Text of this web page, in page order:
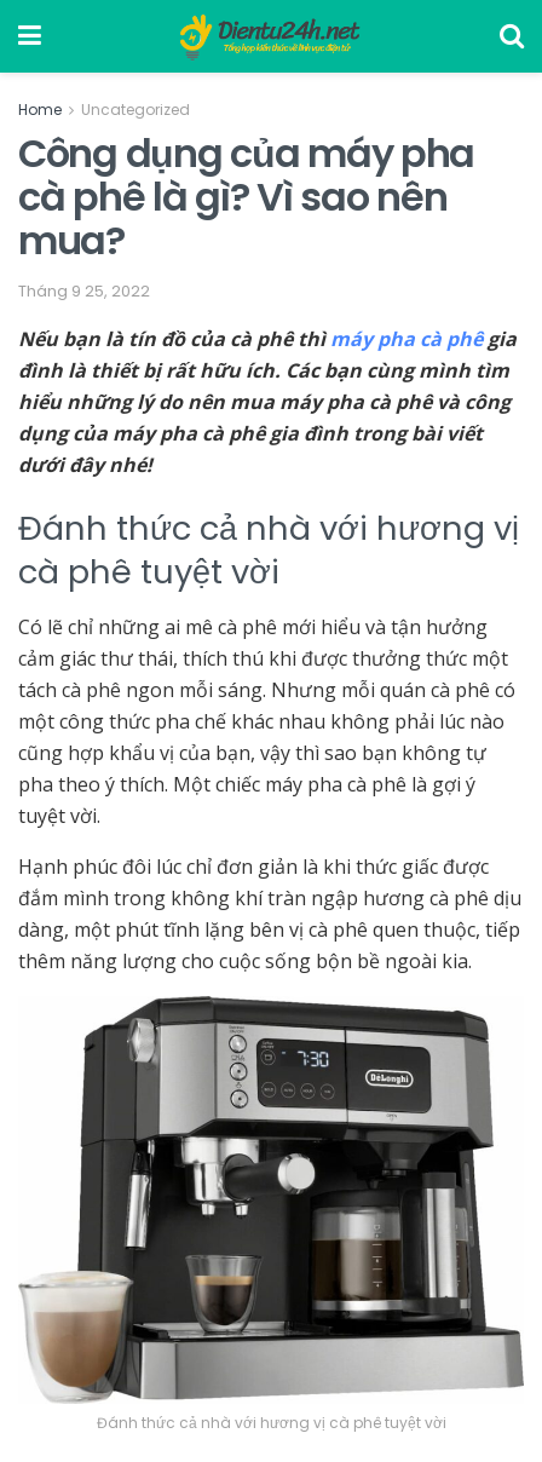
Home Uncategorized
Công dụng của máy pha
cà phê là gì? Vì sao nên
mua?
Tháng 9 25, 2022
Nếu bạn là tín đồ của cà phê thìmáy pha cà phêgia
đình là thiết bị rất hữu ích. Các bạn cùng mình tìm
hiểu những lý do nên mua máy pha cà phê và công
dụng của máy pha cà phê gia đình trong bài viết
dưới đây nhé!
Đánh thức cả nhà với hương vị
cà phê tuyệt vời
Có lẽ chỉ những ai mê cà phê mới hiểu và tận hưởng
cảm giác thư thái, thích thú khi được thưởng thức một
tách cà phê ngon mỗi sáng. Nhưng mỗi quán cà phê có
một công thức pha chế khác nhau không phải lúc nào
cũng hợp khẩu vị của bạn, vậy thì sao bạn không tự
pha theo ý thích. Một chiếc máy pha cà phê là gợi ý
tuyệt vời.
Hạnh phúc đôi lúc chỉ đơn giản là khi thức giấc được
đắm mình trong không khí tràn ngập hương cà phê dịu
dàng, một phút tĩnh lặng bên vị cà phê quen thuộc, tiếp
thêm năng lượng cho cuộc sống bộn bề ngoài kia.
Đánh thức cả nhà với hương vị cà phê tuyệt vời